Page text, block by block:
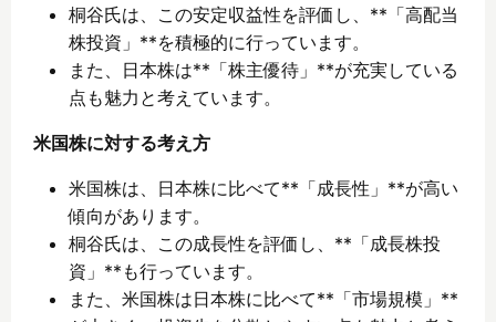
桐谷氏は、この安定収益性を評価し、**「高配当
株投資」**を積極的に行っています。
また、日本株は**「株主優待」**が充実している
点も魅力と考えています。
米国株に対する考え方
米国株は、日本株に比べて**「成長性」**が高い
傾向があります。
桐谷氏は、この成長性を評価し、**「成長株投
資」**も行っています。
また、米国株は日本株に比べて**「市場規模」**